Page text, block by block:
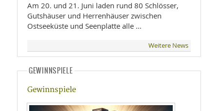
Am 20. und 21. Juni laden rund 80 Schlösser,
Gutshäuser und Herrenhäuser zwischen
Ostseeküste und Seenplatte alle …
Weitere News
GEWINNSPIELE
Gewinnspiele